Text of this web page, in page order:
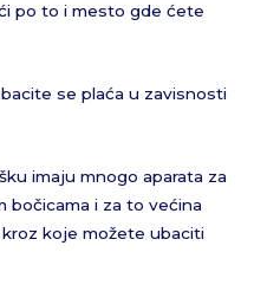
po to i mesto gde ćete
se plaća u zavisnosti
imaju mnogo aparata za
bočicama i za to većina
koje možete ubaciti